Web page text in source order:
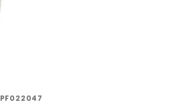
PF022047